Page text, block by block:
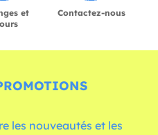
et
Contactez-nous
les nouveautés et les